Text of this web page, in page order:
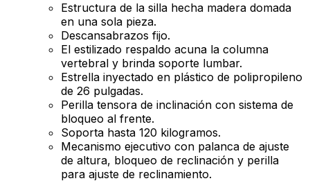
Estructura de la silla hecha madera domada
en una sola pieza.
Descansabrazos fijo.
El estilizado respaldo acuna la columna
vertebral y brinda soporte lumbar.
Estrella inyectado en plástico de polipropileno
de 26 pulgadas.
Perilla tensora de inclinación con sistema de
bloqueo al frente.
Soporta hasta 120 kilogramos.
Mecanismo ejecutivo con palanca de ajuste
de altura, bloqueo de reclinación y perilla
para ajuste de reclinamiento.